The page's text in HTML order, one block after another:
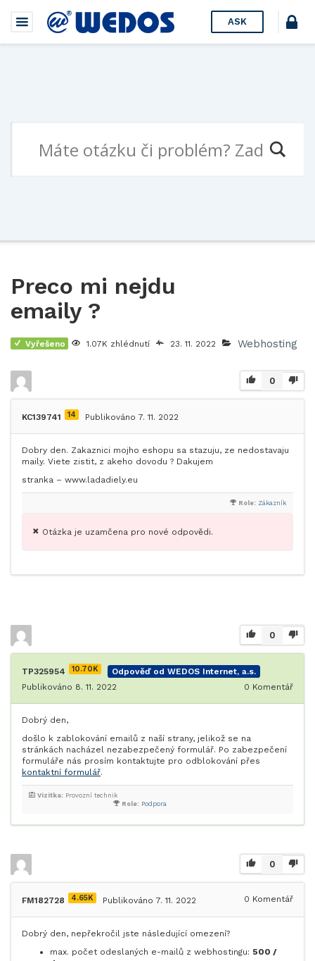
ASK
Preco mi nejdu
emaily ?
Vyřešeno 1.07K zhlédnutí 23. 11. 2022 Webhosting
0
KC139741 14 Publikováno 7. 11. 2022
Dobry den. Zakaznici mojho eshopu sa stazuju, ze nedostavaju
maily. Viete zistit, z akeho dovodu ? Dakujem
stranka – www.ladadiely.eu
Role: Zákazník
Otázka je uzamčena pro nové odpovědi.
0
TP325954 10.70K
Odpověď od WEDOS Internet, a.s.
Publikováno 8. 11. 2022
0 Komentář
Dobrý den,
došlo k zablokování emailů z naší strany, jelikož se na
stránkách nacházel nezabezpečený formulář. Po zabezpečení
formuláře nás prosím kontaktujte pro odblokování přes
kontaktní formulář.
Role: Podpora
Vizitka: Provozní technik
0
FM182728 4.65K Publikováno 7. 11. 2022 0 Komentář
Dobrý den, nepřekročil jste následující omezení?
max. počet odeslaných e-mailů z webhostingu: 500 /